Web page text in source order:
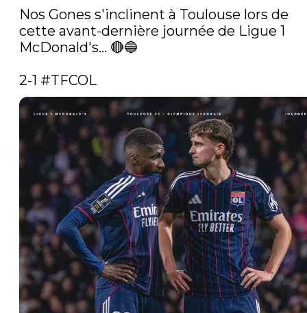
Nos Gones s'inclinent à Toulouse lors de
cette avant-dernière journée de Ligue 1
McDonald's... 🔴🔵
2-1 #TFCOL